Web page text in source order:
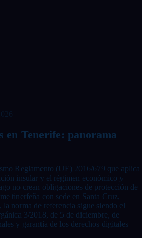
en Tenerife: panorama
Reglamento (UE) 2016/679 que aplica
insular y el régimen económico y
no crean obligaciones de protección de
tinerfeña con sede en Santa Cruz,
norma de referencia sigue siendo el
3/2018, de 5 de diciembre, de
y garantía de los derechos digitales